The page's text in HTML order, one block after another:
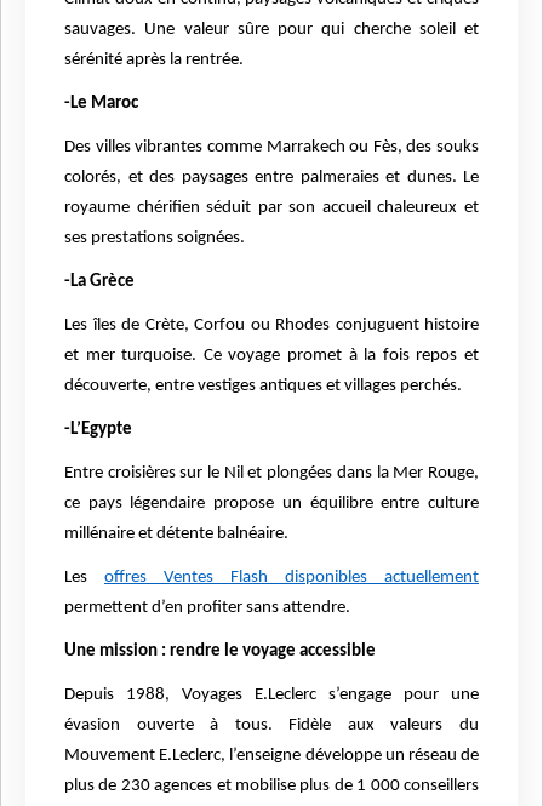
sauvages. Une valeur sûre pour qui cherche soleil et
sérénité après la rentrée.
-Le Maroc
Des villes vibrantes comme Marrakech ou Fès, des souks
colorés, et des paysages entre palmeraies et dunes. Le
royaume chérifien séduit par son accueil chaleureux et
ses prestations soignées.
-La Grèce
Les îles de Crète, Corfou ou Rhodes conjuguent histoire
et mer turquoise. Ce voyage promet à la fois repos et
découverte, entre vestiges antiques et villages perchés.
-L’Egypte
Entre croisières sur le Nil et plongées dans la Mer Rouge,
ce pays légendaire propose un équilibre entre culture
millénaire et détente balnéaire.
Les offres Ventes Flash disponibles actuellement
permettent d’en profiter sans attendre.
Une mission : rendre le voyage accessible
Depuis 1988, Voyages E.Leclerc s’engage pour une
évasion ouverte à tous. Fidèle aux valeurs du
Mouvement E.Leclerc, l’enseigne développe un réseau de
plus de 230 agences et mobilise plus de 1 000 conseillers